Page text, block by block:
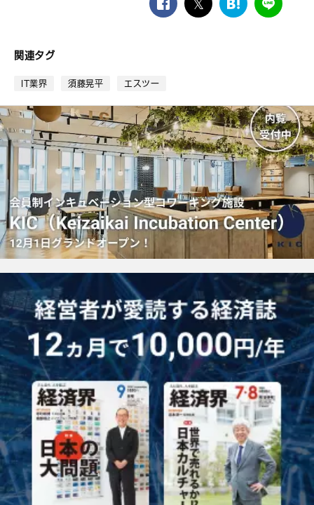
facebook
twitter
は
ー
ク
LINE
関連タグ
IT業界 須藤晃平 エスツー